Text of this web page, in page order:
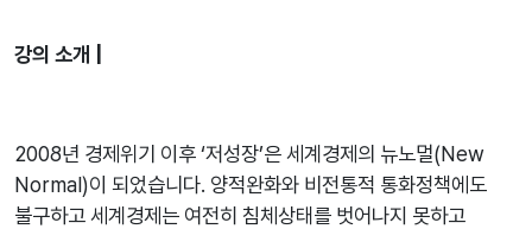
강의 소개 |
2008년 경제위기 이후 ‘저성장’은 세계경제의 뉴노멀(New
Normal)이 되었습니다. 양적완화와 비전통적 통화정책에도
불구하고 세계경제는 여전히 침체상태를 벗어나지 못하고